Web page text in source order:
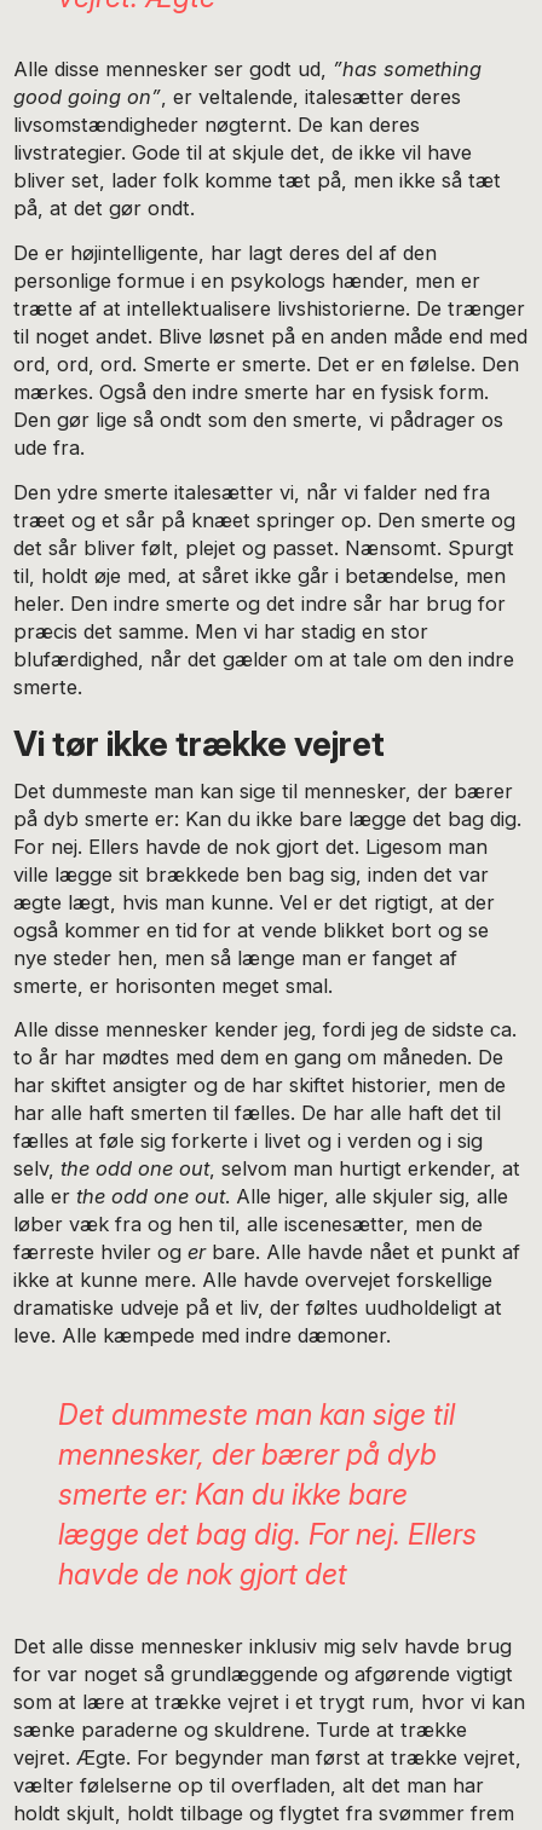
Alle disse mennesker ser godt ud, ”has something
good going on”, er veltalende, italesætter deres
livsomstændigheder nøgternt. De kan deres
livstrategier. Gode til at skjule det, de ikke vil have
bliver set, lader folk komme tæt på, men ikke så tæt
på, at det gør ondt.
De er højintelligente, har lagt deres del af den
personlige formue i en psykologs hænder, men er
trætte af at intellektualisere livshistorierne. De trænger
til noget andet. Blive løsnet på en anden måde end med
ord, ord, ord. Smerte er smerte. Det er en følelse. Den
mærkes. Også den indre smerte har en fysisk form.
Den gør lige så ondt som den smerte, vi pådrager os
ude fra.
Den ydre smerte italesætter vi, når vi falder ned fra
træet og et sår på knæet springer op. Den smerte og
det sår bliver følt, plejet og passet. Nænsomt. Spurgt
til, holdt øje med, at såret ikke går i betændelse, men
heler. Den indre smerte og det indre sår har brug for
præcis det samme. Men vi har stadig en stor
blufærdighed, når det gælder om at tale om den indre
smerte.
Vi tør ikke trække vejret
Det dummeste man kan sige til mennesker, der bærer
på dyb smerte er: Kan du ikke bare lægge det bag dig.
For nej. Ellers havde de nok gjort det. Ligesom man
ville lægge sit brækkede ben bag sig, inden det var
ægte lægt, hvis man kunne. Vel er det rigtigt, at der
også kommer en tid for at vende blikket bort og se
nye steder hen, men så længe man er fanget af
smerte, er horisonten meget smal.
Alle disse mennesker kender jeg, fordi jeg de sidste ca.
to år har mødtes med dem en gang om måneden. De
har skiftet ansigter og de har skiftet historier, men de
har alle haft smerten til fælles. De har alle haft det til
fælles at føle sig forkerte i livet og i verden og i sig
selv,the odd one out, selvom man hurtigt erkender, at
alle erthe odd one out. Alle higer, alle skjuler sig, alle
løber væk fra og hen til, alle iscenesætter, men de
færreste hviler oger bare. Alle havde nået et punkt af
ikke at kunne mere. Alle havde overvejet forskellige
dramatiske udveje på et liv, der føltes uudholdeligt at
leve. Alle kæmpede med indre dæmoner.
Det dummeste man kan sige til
mennesker, der bærer på dyb
smerte er: Kan du ikke bare
lægge det bag dig. For nej. Ellers
havde de nok gjort det
Det alle disse mennesker inklusiv mig selv havde brug
for var noget så grundlæggende og afgørende vigtigt
som at lære at trække vejret i et trygt rum, hvor vi kan
sænke paraderne og skuldrene. Turde at trække
vejret. Ægte. For begynder man først at trække vejret,
vælter følelserne op til overfladen, alt det man har
holdt skjult, holdt tilbage og flygtet fra svømmer frem